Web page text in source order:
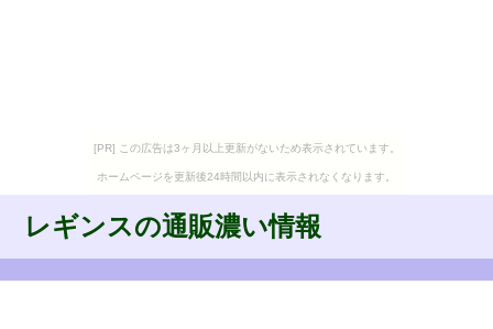
[PR] この広告は3ヶ月以上更新がないため表示されています。
ホームページを更新後24時間以内に表示されなくなります。
レギンスの通販濃い情報